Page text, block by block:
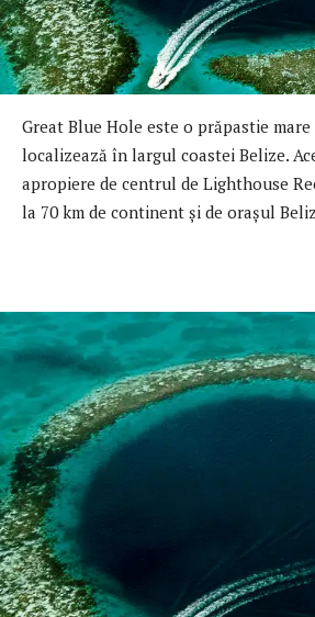
Great Blue Hole este o prăpastie mare
localizează în largul coastei Belize.
apropiere de centrul de Lighthouse
la 70 km de continent şi de oraşul